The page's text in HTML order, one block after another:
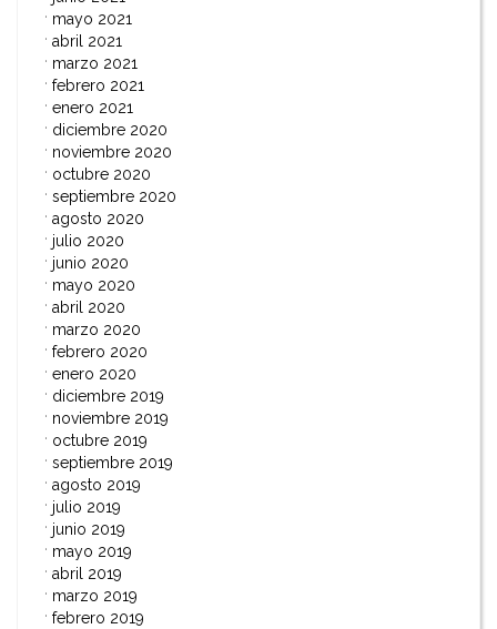
mayo 2021
abril 2021
marzo 2021
febrero 2021
enero 2021
diciembre 2020
noviembre 2020
octubre 2020
septiembre 2020
agosto 2020
julio 2020
junio 2020
mayo 2020
abril 2020
marzo 2020
febrero 2020
enero 2020
diciembre 2019
noviembre 2019
octubre 2019
septiembre 2019
agosto 2019
julio 2019
junio 2019
mayo 2019
abril 2019
marzo 2019
febrero 2019